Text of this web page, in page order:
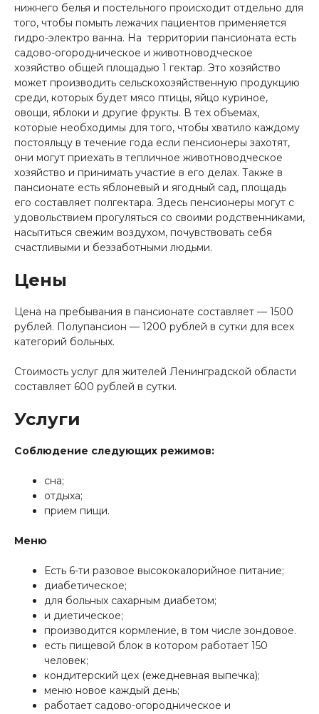
нижнего белья и постельного происходит отдельно для
того, чтобы помыть лежачих пациентов применяется
гидро-электро ванна. На территории пансионата есть
садово-огородническое и животноводческое
хозяйство общей площадью 1 гектар. Это хозяйство
может производить сельскохозяйственную продукцию
среди, которых будет мясо птицы, яйцо куриное,
овощи, яблоки и другие фрукты. В тех объемах,
которые необходимы для того, чтобы хватило каждому
постояльцу в течение года если пенсионеры захотят,
они могут приехать в тепличное животноводческое
хозяйство и принимать участие в его делах. Также в
пансионате есть яблоневый и ягодный сад, площадь
его составляет полгектара. Здесь пенсионеры могут с
удовольствием прогуляться со своими родственниками,
насытиться свежим воздухом, почувствовать себя
счастливыми и беззаботными людьми.
Цены
Цена на пребывания в пансионате составляет — 1500
рублей. Полупансион — 1200 рублей в сутки для всех
категорий больных.
Стоимость услуг для жителей Ленинградской области
составляет 600 рублей в сутки.
Услуги
Соблюдение следующих режимов:
сна;
отдыха;
прием пищи.
Меню
Есть 6-ти разовое высококалорийное питание;
диабетическое;
для больных сахарным диабетом;
и диетическое;
производится кормление, в том числе зондовое.
есть пищевой блок в котором работает 150
человек;
кондитерский цех (ежедневная выпечка);
меню новое каждый день;
работает садово-огородническое и